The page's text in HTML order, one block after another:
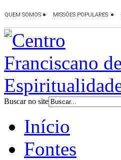
Buscar no site
Início
Fontes